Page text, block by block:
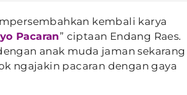
kembali karya
Pacaran” ciptaan Endang Raes.
anak muda jaman sekarang
ngajakin pacaran dengan gaya